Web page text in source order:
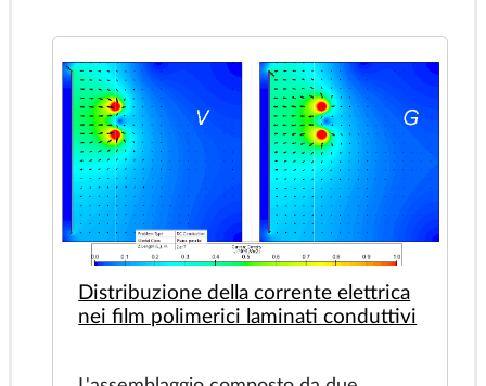
La lastra d'acciaio si muove attraverso il
riscaldatore a induzione in linea con una
velocità di 6 m/min. Trova la
distribuzione della temperatura nella
lastra.
Fecha: 2024-05-28
Nøgleord:simulazione del
riscaldamento a induzione,
riscaldamento a induzione a flusso
senza fine